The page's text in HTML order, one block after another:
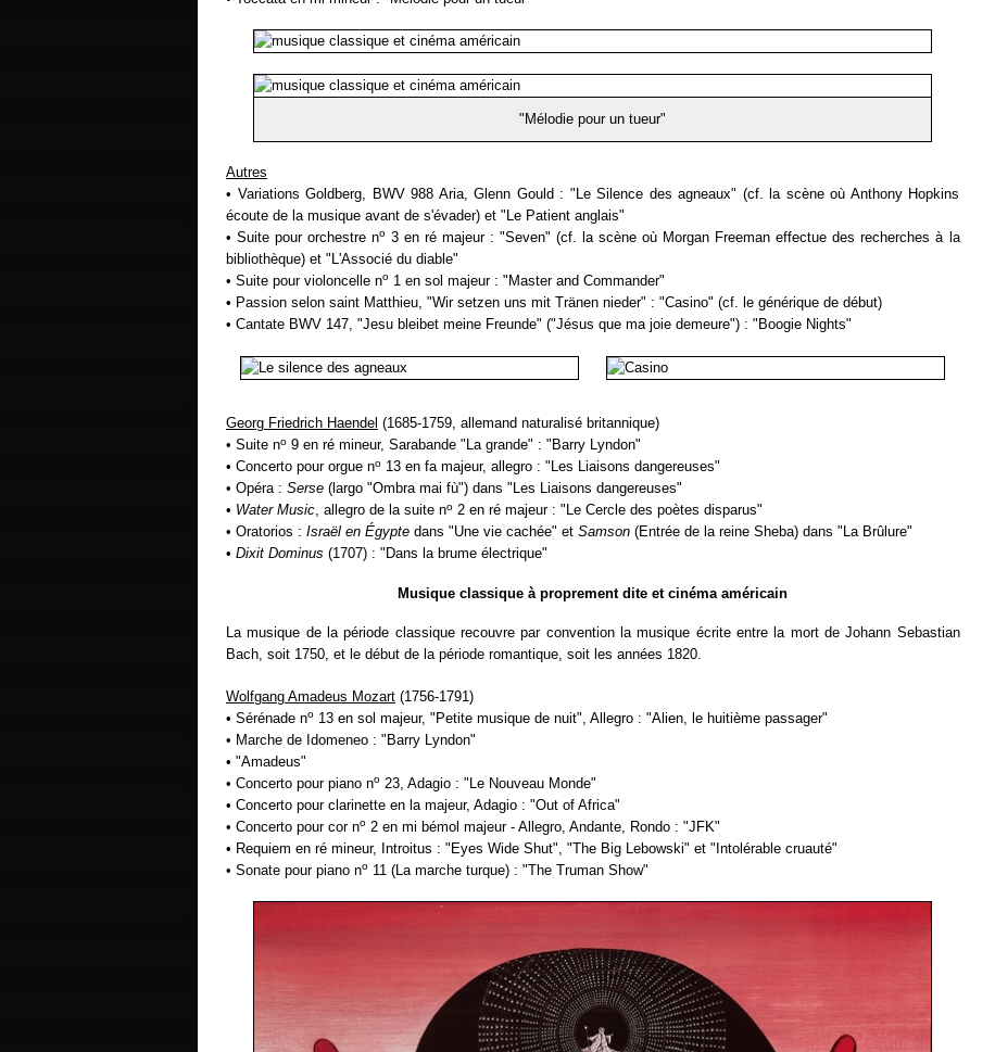
"Mélodie pour un tueur"
Autres
• Variations Goldberg, BWV 988 Aria, Glenn Gould : "Le Silence des agneaux" (cf. la scène où Anthony Hopkins
écoute de la musique avant de s'évader) et "Le Patient anglais"
• Suite pour orchestre no 3 en ré majeur : "Seven" (cf. la scène où Morgan Freeman effectue des recherches à la
bibliothèque) et "L'Associé du diable"
• Suite pour violoncelle no 1 en sol majeur : "Master and Commander"
• Passion selon saint Matthieu, "Wir setzen uns mit Tränen nieder" : "Casino" (cf. le générique de début)
• Cantate BWV 147, "Jesu bleibet meine Freunde" ("Jésus que ma joie demeure") : "Boogie Nights"
Georg Friedrich Haendel (1685-1759, allemand naturalisé britannique)
• Suite no 9 en ré mineur, Sarabande "La grande" : "Barry Lyndon"
• Concerto pour orgue no 13 en fa majeur, allegro : "Les Liaisons dangereuses"
• Opéra : Serse (largo "Ombra mai fù") dans "Les Liaisons dangereuses"
• Water Music, allegro de la suite no 2 en ré majeur : "Le Cercle des poètes disparus"
• Oratorios : Israël en Égypte dans "Une vie cachée" et Samson (Entrée de la reine Sheba) dans "La Brûlure"
• Dixit Dominus (1707) : "Dans la brume électrique"
Musique classique à proprement dite et cinéma américain
La musique de la période classique recouvre par convention la musique écrite entre la mort de Johann Sebastian
Bach, soit 1750, et le début de la période romantique, soit les années 1820.
Wolfgang Amadeus Mozart (1756-1791)
• Sérénade no 13 en sol majeur, "Petite musique de nuit", Allegro : "Alien, le huitième passager"
• Marche de Idomeneo : "Barry Lyndon"
• "Amadeus"
• Concerto pour piano no 23, Adagio : "Le Nouveau Monde"
• Concerto pour clarinette en la majeur, Adagio : "Out of Africa"
• Concerto pour cor no 2 en mi bémol majeur - Allegro, Andante, Rondo : "JFK"
• Requiem en ré mineur, Introitus : "Eyes Wide Shut", "The Big Lebowski" et "Intolérable cruauté"
• Sonate pour piano no 11 (La marche turque) : "The Truman Show"